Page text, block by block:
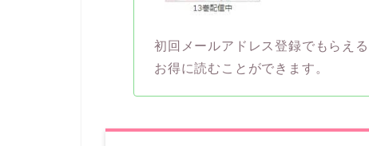
初回メールアドレス登録でもらえる
お得に読むことができます。